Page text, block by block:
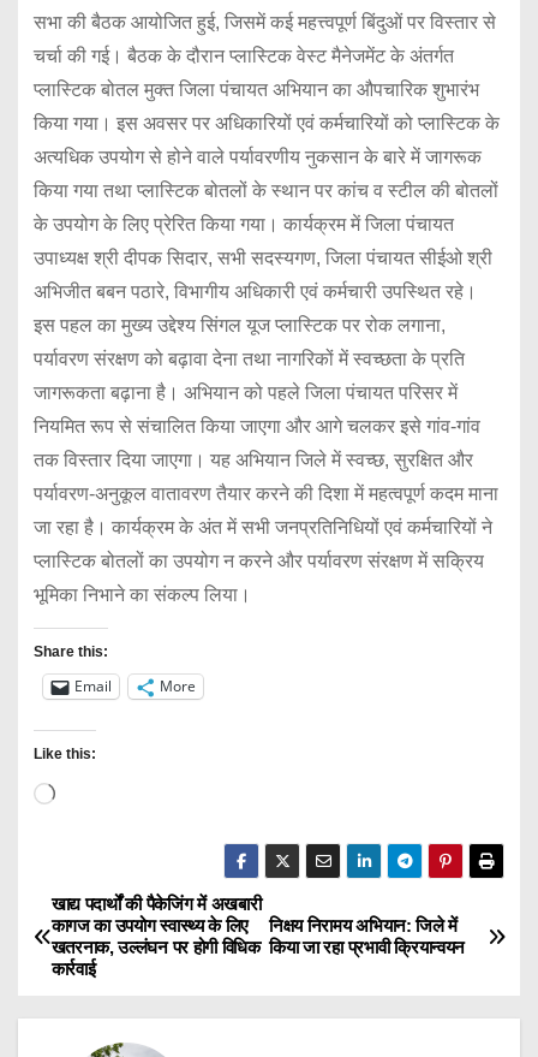
सभा की बैठक आयोजित हुई, जिसमें कई महत्त्वपूर्ण बिंदुओं पर विस्तार से
चर्चा की गई। बैठक के दौरान प्लास्टिक वेस्ट मैनेजमेंट के अंतर्गत
प्लास्टिक बोतल मुक्त जिला पंचायत अभियान का औपचारिक शुभारंभ
किया गया। इस अवसर पर अधिकारियों एवं कर्मचारियों को प्लास्टिक के
अत्यधिक उपयोग से होने वाले पर्यावरणीय नुकसान के बारे में जागरूक
किया गया तथा प्लास्टिक बोतलों के स्थान पर कांच व स्टील की बोतलों
के उपयोग के लिए प्रेरित किया गया। कार्यक्रम में जिला पंचायत
उपाध्यक्ष श्री दीपक सिदार, सभी सदस्यगण, जिला पंचायत सीईओ श्री
अभिजीत बबन पठारे, विभागीय अधिकारी एवं कर्मचारी उपस्थित रहे।
इस पहल का मुख्य उद्देश्य सिंगल यूज प्लास्टिक पर रोक लगाना,
पर्यावरण संरक्षण को बढ़ावा देना तथा नागरिकों में स्वच्छता के प्रति
जागरूकता बढ़ाना है। अभियान को पहले जिला पंचायत परिसर में
नियमित रूप से संचालित किया जाएगा और आगे चलकर इसे गांव-गांव
तक विस्तार दिया जाएगा। यह अभियान जिले में स्वच्छ, सुरक्षित और
पर्यावरण-अनुकूल वातावरण तैयार करने की दिशा में महत्वपूर्ण कदम माना
जा रहा है। कार्यक्रम के अंत में सभी जनप्रतिनिधियों एवं कर्मचारियों ने
प्लास्टिक बोतलों का उपयोग न करने और पर्यावरण संरक्षण में सक्रिय
भूमिका निभाने का संकल्प लिया।
Share this:
Email More
Like this:
L
i
n
P
o
s
निक्षय निरामय अभियान: जिले में
किया जा रहा प्रभावी क्रियान्वयन
खाद्य पदार्थों की पैकेजिंग में अखबारी
कागज का उपयोग स्वास्थ्य के लिए
खतरनाक, उल्लंघन पर होगी विधिक
कार्रवाई